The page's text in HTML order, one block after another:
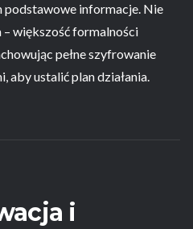
podstawowe informacje. Nie
większość formalności
pełne szyfrowanie
aby ustalić plan działania.
i